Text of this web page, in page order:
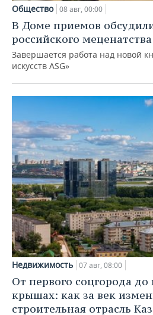
Общество 08 авг, 00:00
В Доме приемов
российского меценатства
Завершается работа над новой
искусств ASG»
Недвижимость 07 авг, 08:00
От первого соцгорода до
крышах: как за век
строительная отрасль